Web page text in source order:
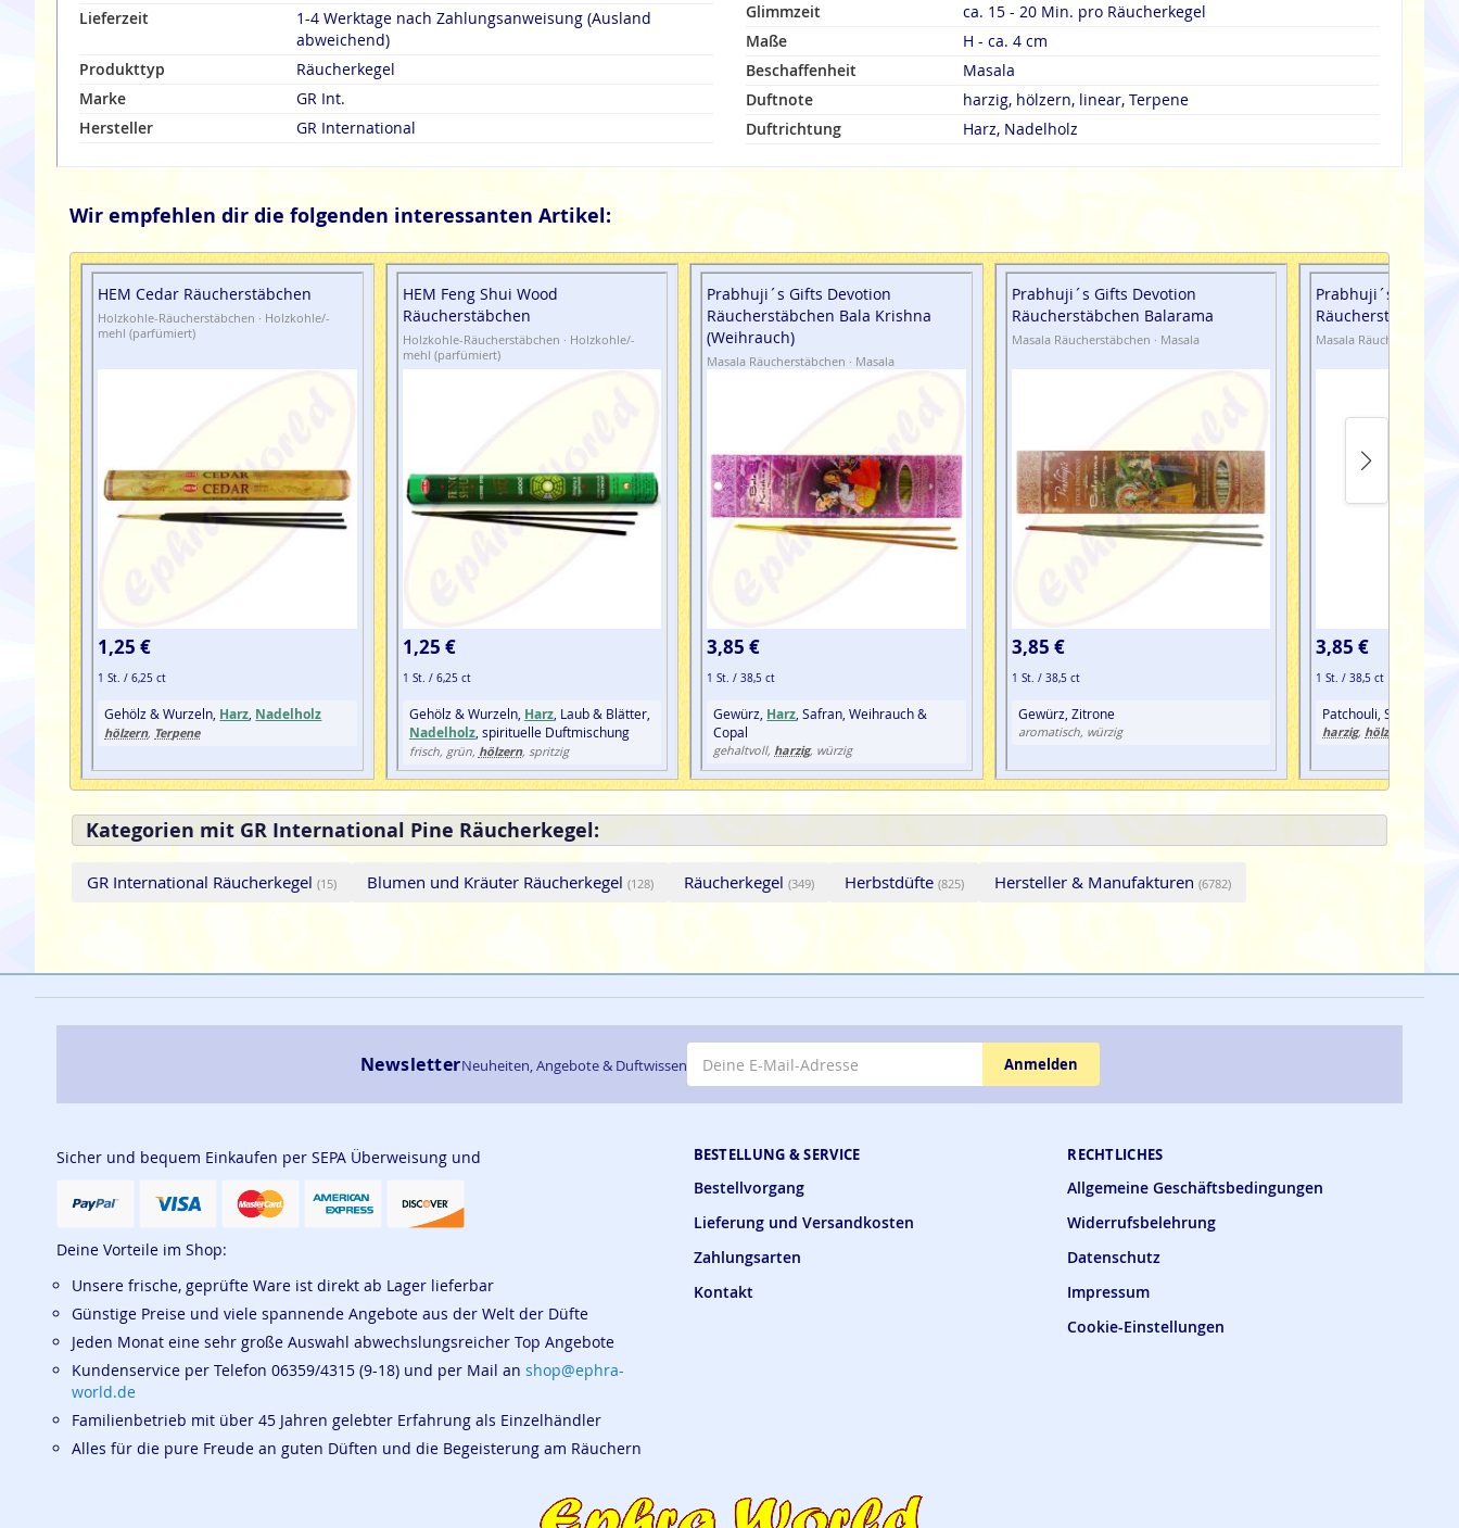
Lieferzeit
1-4 Werktage nach Zahlungsanweisung (Ausland
abweichend)
Produkttyp
Räucherkegel
Marke
GR Int.
Hersteller
GR International
Glimmzeit
ca. 15 - 20 Min. pro Räucherkegel
Maße
H - ca. 4 cm
Beschaffenheit
Masala
Duftnote
harzig, hölzern, linear, Terpene
Duftrichtung
Harz, Nadelholz
Wir empfehlen dir die folgenden interessanten Artikel:
HEM Cedar Räucherstäbchen
Holzkohle-Räucherstäbchen · Holzkohle/-
mehl (parfümiert)
1,25 €
1 St. / 6,25 ct
Gehölz & Wurzeln, Harz Nadelholz
hölzern, Terpene
HEM Feng Shui Wood
Räucherstäbchen
Holzkohle-Räucherstäbchen · Holzkohle/-
mehl (parfümiert)
1,25 €
1 St. / 6,25 ct
Gehölz & Wurzeln, Harz, Laub & Blätter,
Nadelholz, spirituelle Duftmischung
frisch, grün, hölzern, spritzig
Prabhuji´s Gifts Devotion
Räucherstäbchen Bala Krishna
(Weihrauch)
Masala Räucherstäbchen · Masala
3,85 €
1 St. / 38,5 ct
Gewürz, Harz , Safran, Weihrauch &
Copal
gehaltvoll, harzig, würzig
Prabhuji´s Gifts Devotion
Räucherstäbchen Balarama
Masala Räucherstäbchen · Masala
3,85 €
1 St. / 38,5 ct
Gewürz, Zitrone
aromatisch, würzig
Prabhuji´s Gifts
Räucherstäbchen
Masala Räucherstäbchen
3,85 €
1 St. / 38,5 ct
Patchouli, Süßgräser
harzig, hölzern
Kategorien mit GR International Pine Räucherkegel:
GR International Räucherkegel (15) Blumen und Kräuter Räucherkegel (128) Räucherkegel (349) Herbstdüfte (825) Hersteller & Manufakturen (6782)
BESTELLUNG & SERVICE
Bestellvorgang
Lieferung und Versandkosten
Zahlungsarten
Kontakt
RECHTLICHES
Allgemeine Geschäftsbedingungen
Widerrufsbelehrung
Datenschutz
Impressum
Cookie-Einstellungen
NewsletterNeuheiten, Angebote & Duftwissen Anmelden
Sicher und bequem Einkaufen per SEPA Überweisung und
Deine Vorteile im Shop:
Unsere frische, geprüfte Ware ist direkt ab Lager lieferbar
Günstige Preise und viele spannende Angebote aus der Welt der Düfte
Jeden Monat eine sehr große Auswahl abwechslungsreicher Top Angebote
Kundenservice per Telefon 06359/4315 (9-18) und per Mail an shop@ephra-
world.de
Familienbetrieb mit über 45 Jahren gelebter Erfahrung als Einzelhändler
Alles für die pure Freude an guten Düften und die Begeisterung am Räuchern